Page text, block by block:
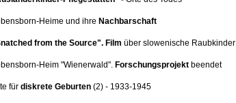
Heime und ihre Nachbarschaft
from the Source". Film über slowenische Raubkinder
Heim "Wienerwald". Forschungsprojekt beendet
für diskrete Geburten (2) - 1933-1945